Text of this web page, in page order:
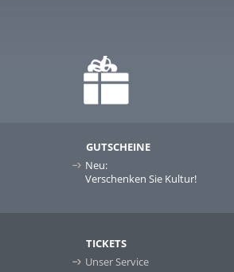
GUTSCHEINE
Neu:
Verschenken Sie Kultur!
TICKETS
Unser Service